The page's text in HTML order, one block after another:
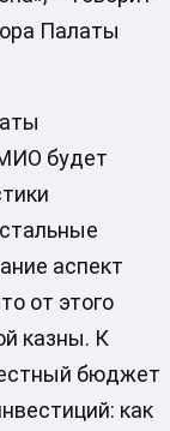
Палаты
будет
аспект
от этого
казны. К
бюджет
как